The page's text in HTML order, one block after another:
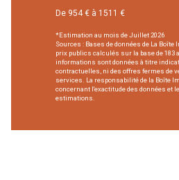
De 954 € à 1511 €
*Estimation au mois de Juillet 2026
Sources : Bases de données de La Boîte
prix publics calculés sur la base de 183
informations sont données à titre
contractuelles, ni des offres fermes de
services. La responsabilité de la Boîte
concernant l'exactitude des données et
estimations.